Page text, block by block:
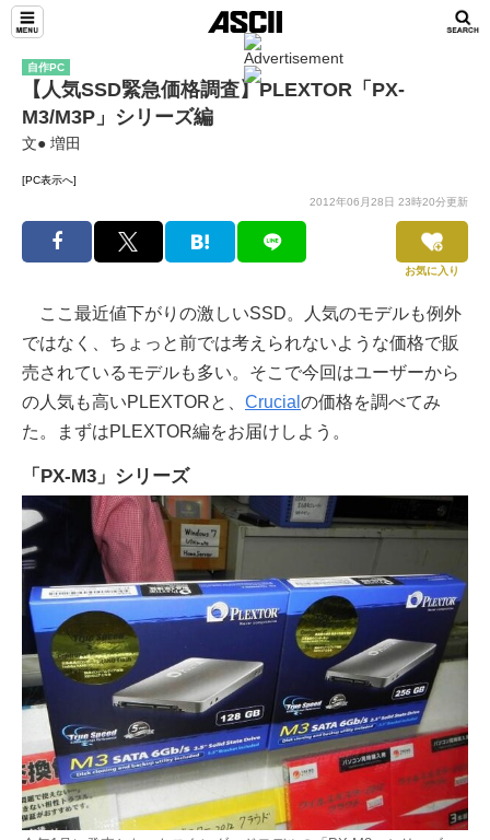
自作PC
【人気SSD緊急価格調査】PLEXTOR「PX-
M3/M3P」シリーズ編
文● 増田
[PC表示へ]
2012年06月28日 23時20分更新
お気に入り
ここ最近値下がりの激しいSSD。人気のモデルも例外
ではなく、ちょっと前では考えられないような価格で販
売されているモデルも多い。そこで今回はユーザーから
の人気も高いPLEXTORと、 Crucial の価格を調べてみ
た。まずはPLEXTOR編をお届けしよう。
「PX-M3」シリーズ